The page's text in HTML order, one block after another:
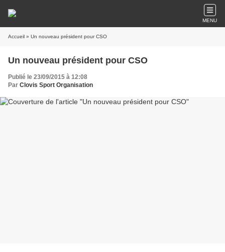
MENU
Accueil » Un nouveau président pour CSO
Un nouveau président pour CSO
Publié le 23/09/2015 à 12:08
Par Clovis Sport Organisation